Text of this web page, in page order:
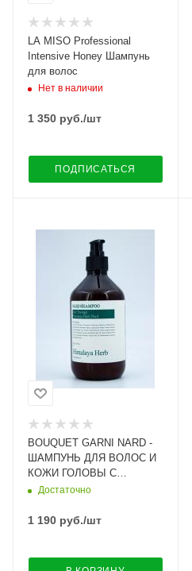
LA MISO Professional
Intensive Honey Шампунь
для волос
Нет в наличии
1 350 руб./шт
ПОДПИСАТЬСЯ
BOUQUET GARNI NARD -
ШАМПУНЬ ДЛЯ ВОЛОС И
КОЖИ ГОЛОВЫ С
ЭКСТРАКТОМ ЧАЙНОГО
SHAMPOO TEA TREE
Достаточно
1 190 руб./шт